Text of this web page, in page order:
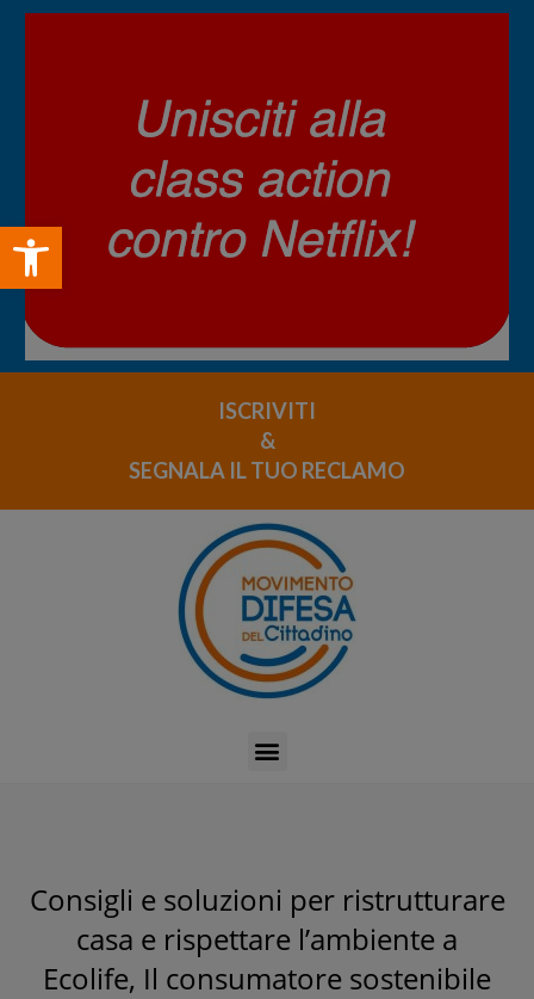
Open toolbar
ISCRIVITI
&
SEGNALA IL TUO RECLAMO
Consigli e soluzioni per ristrutturare
casa e rispettare l’ambiente a
Ecolife, Il consumatore sostenibile